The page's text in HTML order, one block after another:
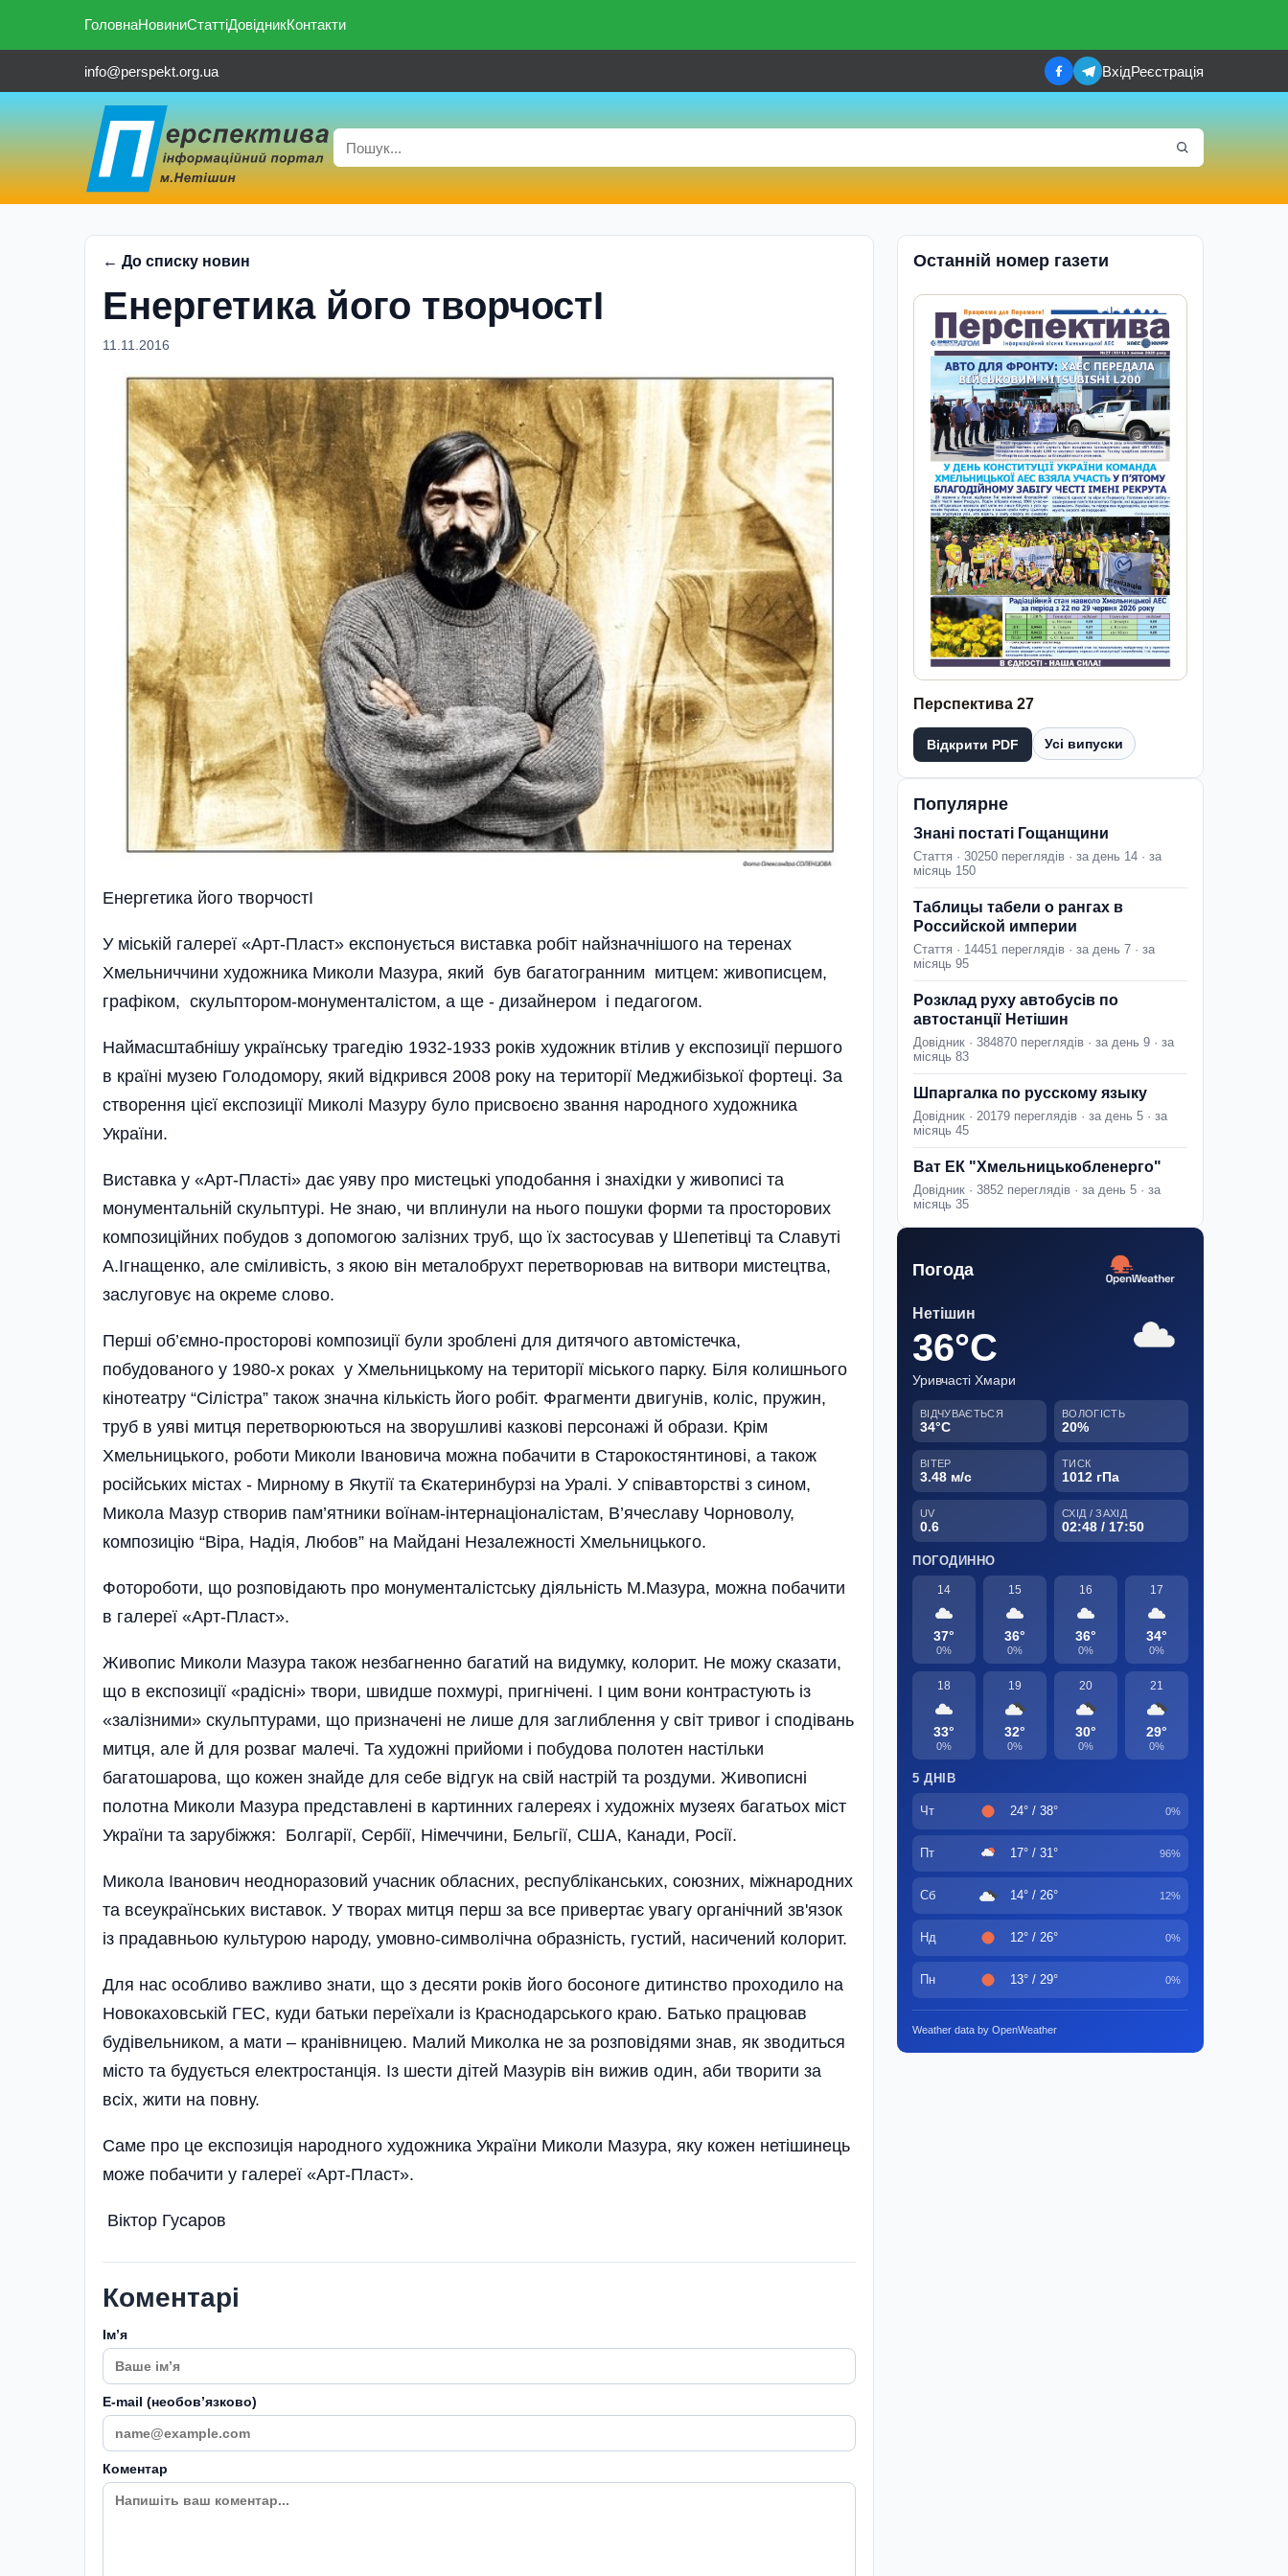
ГоловнаНовиниСтаттіДовідникКонтакти
info@perspekt.org.ua ВхідРеєстрація
← До списку новин
Енергетика його творчостI
11.11.2016
Енергетика його творчостI
У міській галереї «Арт-Пласт» експонується виставка робіт найзначнішого на теренах
Хмельниччини художника Миколи Мазура, який був багатогранним митцем: живописцем,
графіком, скульптором-монументалістом, а ще - дизайнером і педагогом.
Наймасштабнішу українську трагедію 1932-1933 років художник втілив у експозиції першого
в країні музею Голодомору, який відкрився 2008 року на території Меджибізької фортеці. За
створення цієї експозиції Миколі Мазуру було присвоєно звання народного художника
України.
Виставка у «Арт-Пласті» дає уяву про мистецькі уподобання і знахідки у живописі та
монументальній скульптурі. Не знаю, чи вплинули на нього пошуки форми та просторових
композиційних побудов з допомогою залізних труб, що їх застосував у Шепетівці та Славуті
А.Ігнащенко, але сміливість, з якою він металобрухт перетворював на витвори мистецтва,
заслуговує на окреме слово.
Перші об’ємно-просторові композиції були зроблені для дитячого автомістечка,
побудованого у 1980-х роках у Хмельницькому на території міського парку. Біля колишнього
кінотеатру “Сілістра” також значна кількість його робіт. Фрагменти двигунів, коліс, пружин,
труб в уяві митця перетворюються на зворушливі казкові персонажі й образи. Крім
Хмельницького, роботи Миколи Івановича можна побачити в Старокостянтинові, а також
російських містах - Мирному в Якутії та Єкатеринбурзі на Уралі. У співавторстві з сином,
Микола Мазур створив пам’ятники воїнам-інтернаціоналістам, В’ячеславу Чорноволу,
композицію “Віра, Надія, Любов” на Майдані Незалежності Хмельницького.
Фотороботи, що розповідають про монументалістську діяльність М.Мазура, можна побачити
в галереї «Арт-Пласт».
Живопис Миколи Мазура також незбагненно багатий на видумку, колорит. Не можу сказати,
що в експозиції «радісні» твори, швидше похмурі, пригнічені. І цим вони контрастують із
«залізними» скульптурами, що призначені не лише для заглиблення у світ тривог і сподівань
митця, але й для розваг малечі. Та художні прийоми і побудова полотен настільки
багатошарова, що кожен знайде для себе відгук на свій настрій та роздуми. Живописні
полотна Миколи Мазура представлені в картинних галереях і художніх музеях багатьох міст
України та зарубіжжя: Болгарії, Сербії, Німеччини, Бельгії, США, Канади, Росії.
Микола Іванович неодноразовий учасник обласних, республіканських, союзних, міжнародних
та всеукраїнських виставок. У творах митця перш за все привертає увагу органічний зв'язок
із прадавньою культурою народу, умовно-символічна образність, густий, насичений колорит.
Для нас особливо важливо знати, що з десяти років його босоноге дитинство проходило на
Новокаховській ГЕС, куди батьки переїхали із Краснодарського краю. Батько працював
будівельником, а мати – кранівницею. Малий Миколка не за розповідями знав, як зводиться
місто та будується електростанція. Із шести дітей Мазурів він вижив один, аби творити за
всіх, жити на повну.
Саме про це експозиція народного художника України Миколи Мазура, яку кожен нетішинець
може побачити у галереї «Арт-Пласт».
Віктор Гусаров
Коментарі
Імʼя
E-mail (необовʼязково)
Коментар
Останній номер газети
Перспектива 27
Відкрити PDF Усі випуски
Популярне
Знані постаті Гощанщини
Стаття · 30250 переглядів · за день 14 · за
місяць 150
Таблицы табели о рангах в
Российской империи
Стаття · 14451 переглядів · за день 7 · за
місяць 95
Розклад руху автобусів по
автостанції Нетішин
Довідник · 384870 переглядів · за день 9 · за
місяць 83
Шпаргалка по русскому языку
Довідник · 20179 переглядів · за день 5 · за
місяць 45
Ват ЕК "Хмельницькобленерго"
Довідник · 3852 переглядів · за день 5 · за
місяць 35
Погода
Нетішин
36°C
Уривчасті Хмари
ВІДЧУВАЄТЬСЯ
34°C
ВОЛОГІСТЬ
20%
ВІТЕР
3.48 м/с
ТИСК
1012 гПа
UV
0.6
СХІД / ЗАХІД
02:48 / 17:50
ПОГОДИННО
14
37°
0%
15
36°
0%
16
36°
0%
17
34°
0%
18
33°
0%
19
32°
0%
20
30°
0%
21
29°
0%
5 ДНІВ
Чт 24° / 38° 0%
Пт 17° / 31° 96%
Сб 14° / 26° 12%
Нд 12° / 26° 0%
Пн 13° / 29° 0%
Weather data by OpenWeather